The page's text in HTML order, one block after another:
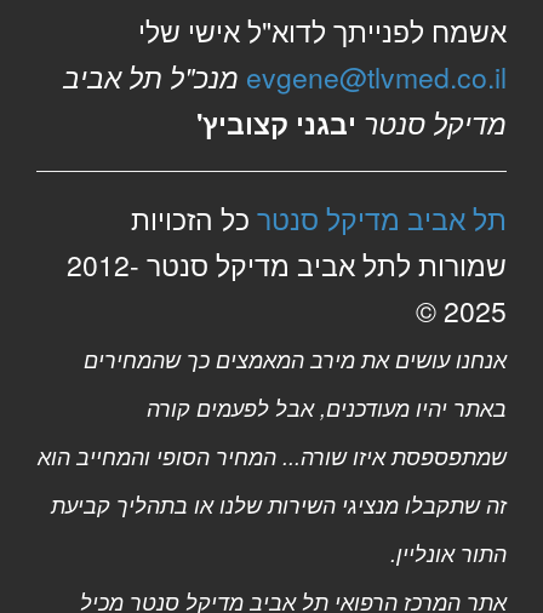
אשמח לפנייתך לדוא"ל אישי שלי
evgene@tlvmed.co.il מנכ"ל תל אביב
מדיקל סנטר יבגני קצוביץ'
תל אביב מדיקל סנטר כל הזכויות
שמורות לתל אביב מדיקל סנטר 2012-
2025 ©
אנחנו עושים את מירב המאמצים כך שהמחירים
באתר יהיו מעודכנים, אבל לפעמים קורה
שמתפספסת איזו שורה... המחיר הסופי והמחייב הוא
זה שתקבלו מנציגי השירות שלנו או בתהליך קביעת
התור אונליין.
אתר המרכז הרפואי תל אביב מדיקל סנטר מכיל